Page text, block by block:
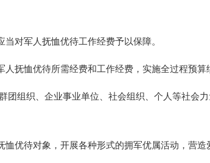
对军人抚恤优待工作经费予以保障。
人抚恤优待所需经费和工作经费，实施全过程预算
团组织、企业事业单位、社会组织、个人等社会
恤优待对象，开展各种形式的拥军优属活动，营造